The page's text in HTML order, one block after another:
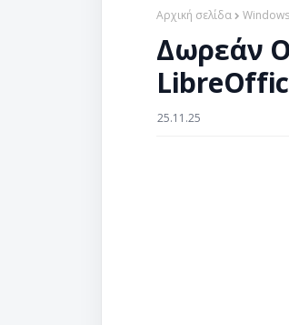
Αρχική σελίδα Windows
Δωρεάν
25.11.25